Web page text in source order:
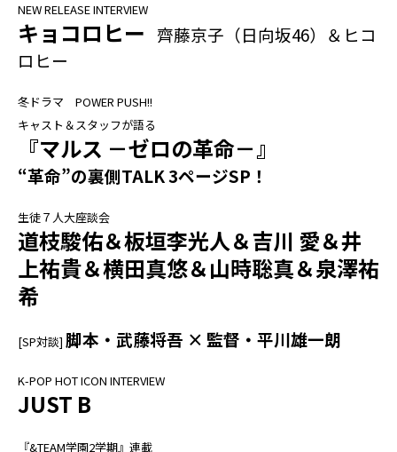
NEW RELEASE INTERVIEW
キョコロヒー 齊藤京子（日向坂46）＆ヒコ
ロヒー
冬ドラマ POWER PUSH!!
キャスト＆スタッフが語る
『マルス －ゼロの革命－』
“革命”の裏側TALK 3ページSP！
生徒７人大座談会
道枝駿佑＆板垣李光人＆吉川 愛＆井
上祐貴＆横田真悠＆山時聡真＆泉澤祐
希
[SP対談] 脚本・武藤将吾 × 監督・平川雄一朗
K-POP HOT ICON INTERVIEW
JUST B
『&TEAM学園2学期』連載